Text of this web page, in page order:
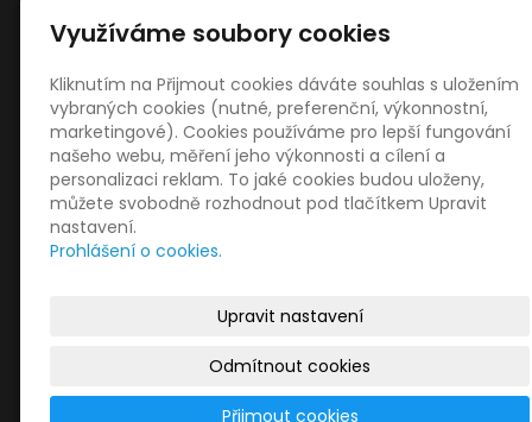
Naše testy
Online testy ZŠ
Tištěné testy ZŠ
Sociální sítě
cookies
inPage–webové
Využíváme soubory cookies
Kliknutím na Přijmout cookies dáváte souhlas s uložením
vybraných cookies (nutné, preferenční, výkonnostní,
marketingové). Cookies používáme pro lepší fungování
našeho webu, měření jeho výkonnosti a cílení a
personalizaci reklam. To jaké cookies budou uloženy,
můžete svobodně rozhodnout pod tlačítkem Upravit
nastavení.
Prohlášení o cookies.
Upravit nastavení
Odmítnout cookies
Přijmout cookies